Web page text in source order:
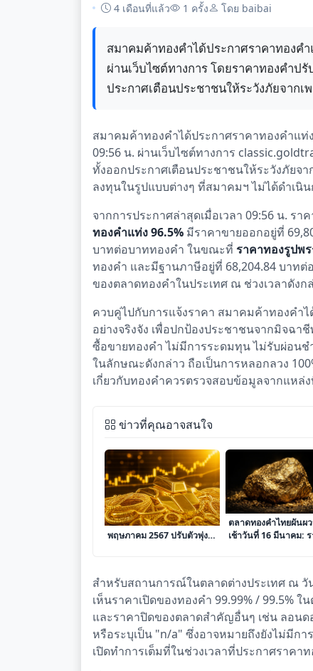
4 เดือนที่แล้ว 1 ครั้ง โดย baibai
สมาคมค้าทองคำได้ประกาศราคาทอง
ผ่านเว็บไซต์ทางการ โดยราคาทองคำป
ประกาศเตือนประชาชนให้ระวังภัยจาก
สมาคมค้าทองคำได้ประกาศราคาทองคำแ
09:56 น. ผ่านเว็บไซต์ทางการ
ทั้งออกประกาศเตือนประชาชนให้ระวังภัยจ
ลงทุนในรูปแบบต่างๆ ที่สมาคมฯ ไม่ได้ดำเนิน
จากการประกาศล่าสุดเมื่อเวลา 09:56 น. ร
ทองคำแท่ง 96.5% มีราคาขายออกอยู่ที่
บาทต่อบาททองคำ ในขณะที่ ราคาทองรูปพ
ทองคำ และมีฐานภาษีอยู่ที่ 68,204.84 บาท
ของตลาดทองคำในประเทศ ณ ช่วงเวลาดังก
ควบคู่ไปกับการแจ้งราคา สมาคมค้าทองคำ
อย่างจริงจัง เพื่อปกป้องประชาชนจากมิจฉา
ซื้อขายทองคำ ไม่มีการระดมทุน ไม่รับผ่อนช
ในลักษณะดังกล่าว ถือเป็นการหลอกลวง
เกี่ยวกับทองคำควรตรวจสอบข้อมูลจากแห
ข่าวที่คุณอาจสนใจ
ราคาทองคำประจำวันที่ 30
พฤษภาคม 2567 ปรับตัวพุ่ง
ตลาดทองคำไทยผันผ
เช้าวันที่ 16 มีนาคม:
สำหรับสถานการณ์ในตลาดต่างประเทศ ณ
เห็นราคาเปิดของทองคำ 99.99% / 99.5%
และราคาปิดของตลาดสำคัญอื่นๆ เช่น ลอนด
หรือระบุเป็น "n/a" ซึ่งอาจหมายถึงยังไม่มีกา
เปิดทำการเต็มที่ในช่วงเวลาที่ประกาศราคา